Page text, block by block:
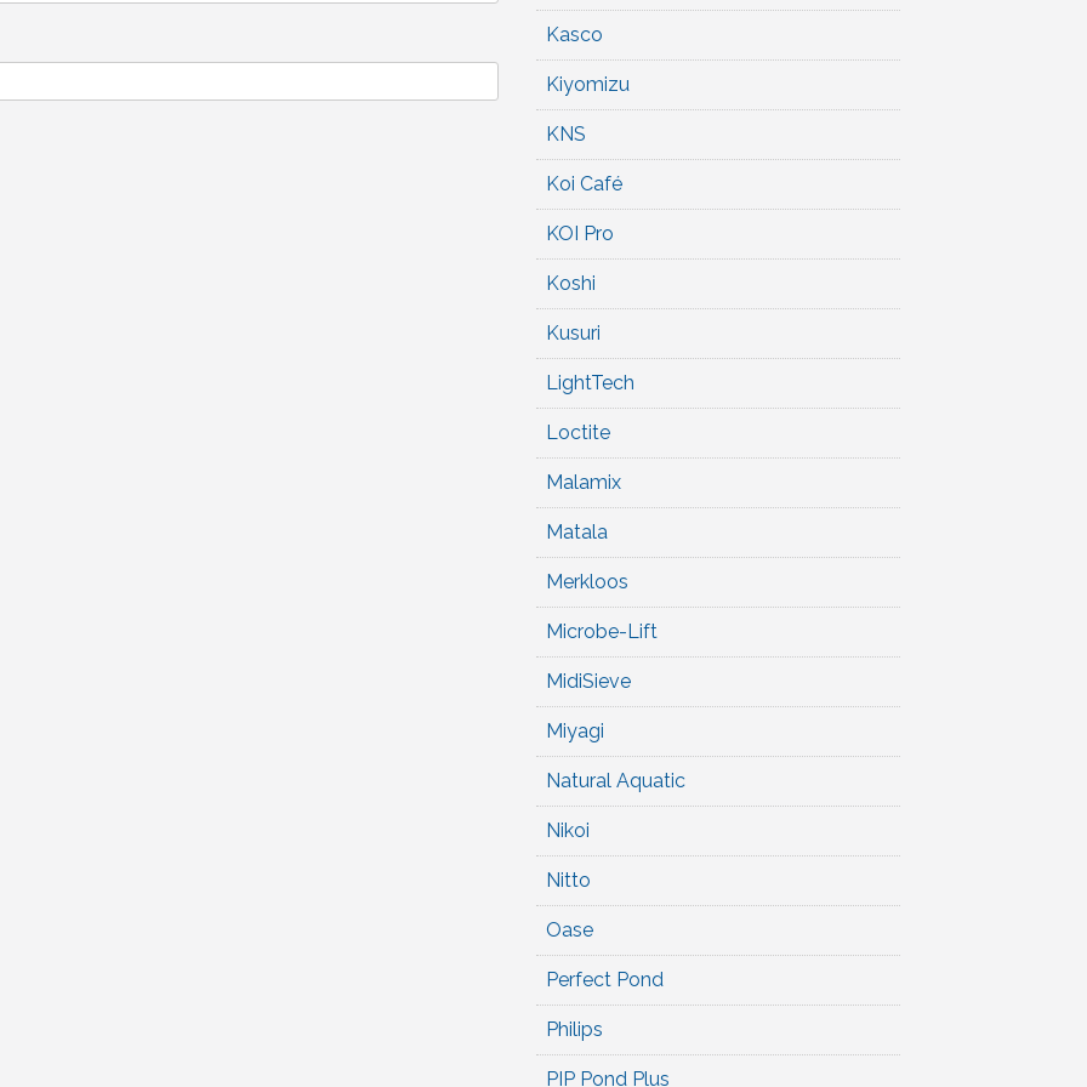
Kasco
Kiyomizu
KNS
Koi Café
KOI Pro
Koshi
Kusuri
LightTech
Loctite
Malamix
Matala
Merkloos
Microbe-Lift
MidiSieve
Miyagi
Natural Aquatic
Nikoi
Nitto
Oase
Perfect Pond
Philips
PIP Pond Plus